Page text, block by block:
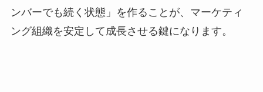
ンバーでも続く状態」を作ることが、マーケティ
ング組織を安定して成長させる鍵になります。